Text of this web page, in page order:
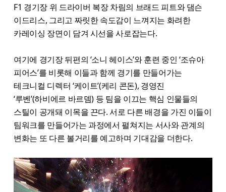
F1 경기장 위 드라이버 복장 차림의 브래드 피트와 댐슨
이드리스, 그리고 짜릿한 속도감이 느껴지는 화려한
카레이싱 장면이 담겨 시선을 사로잡는다.
여기에 경기장 뒤편의 ‘소니 헤이스’와 훈련 중인 ‘조슈아
피어스’를 비롯해 이들과 함께 경기를 만들어가는
테크니컬 디렉터 ‘케이트’(케리 콘돈), 경영진
‘루벤’(하비에르 바르뎀) 등 팀을 이끄는 핵심 인물들의
스틸이 공개돼 이목을 끈다. 서로 다른 배경을 가진 이들이
팀워크를 만들어가는 과정에서 펼쳐지는 서사와 관계의
변화는 또 다른 볼거리를 예고하며 기대감을 더한다.